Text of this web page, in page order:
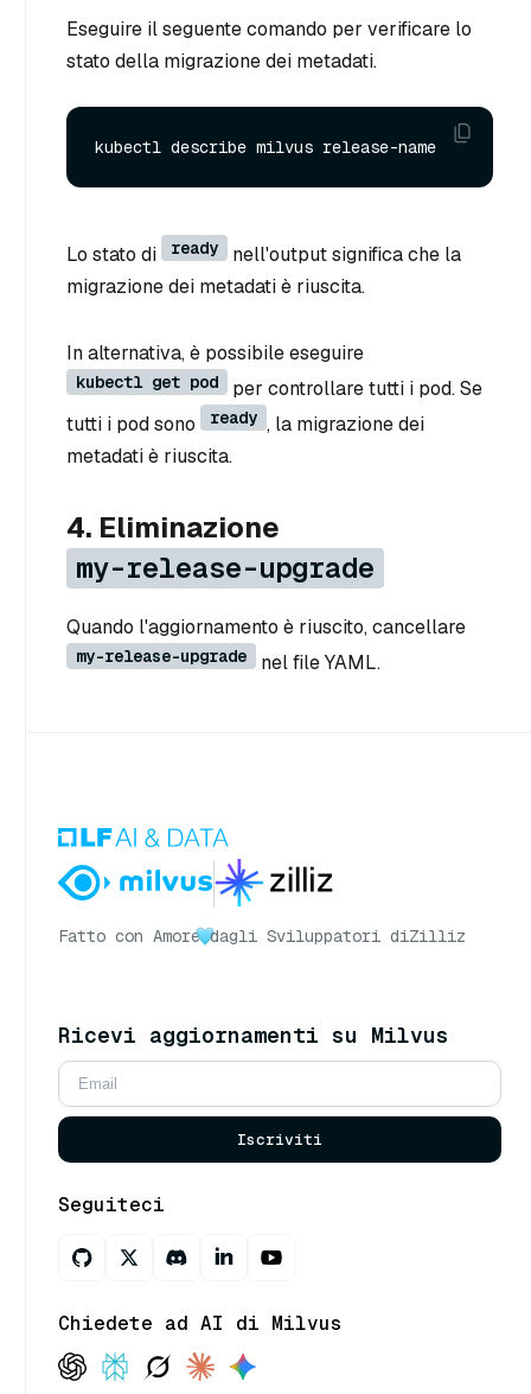
Eseguire il seguente comando per verificare lo
stato della migrazione dei metadati.
Lo stato di ready
nell'output significa che la
migrazione dei metadati è riuscita.
In alternativa, è possibile eseguire
kubectl get pod
per controllare tutti i pod. Se
tutti i pod sono
ready , la migrazione dei
metadati è riuscita.
4. Eliminazione
my-release-upgrade
Quando l'aggiornamento è riuscito, cancellare
my-release-upgrade nel file YAML.
Fatto con Amore dagli Sviluppatori diZilliz
Ricevi aggiornamenti su Milvus
Iscriviti
Seguiteci
Chiedete ad AI di Milvus